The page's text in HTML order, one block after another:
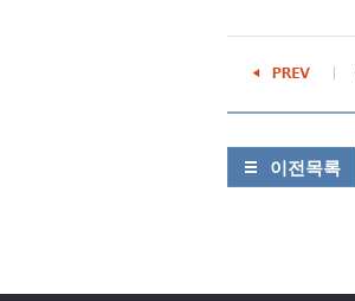
이전목록